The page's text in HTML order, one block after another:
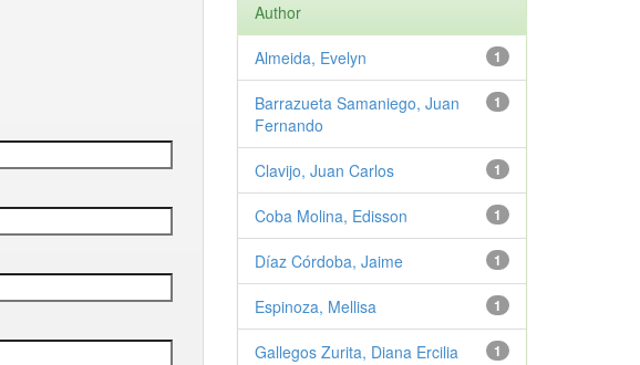
Author
1
Almeida, Evelyn
1
Barrazueta Samaniego, Juan
Fernando
1
Clavijo, Juan Carlos
1
Coba Molina, Edisson
1
Díaz Córdoba, Jaime
1
Espinoza, Mellisa
1
Gallegos Zurita, Diana Ercilia